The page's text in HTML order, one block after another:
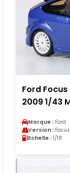
Ford
2009 1/43
Marque : Ford
Version :
Echelle : 1/18